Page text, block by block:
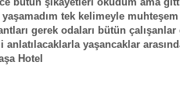
bütün şikayetleri okudum ama
tek kelimeyle
gerek odaları bütün
yaşancaklar
Hotel